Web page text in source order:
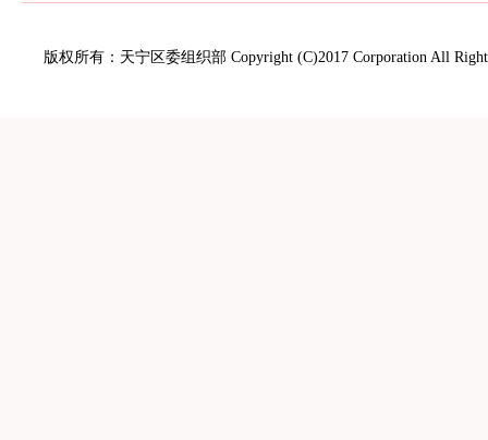
版权所有：天宁区委组织部 Copyright (C)2017 Corporation All